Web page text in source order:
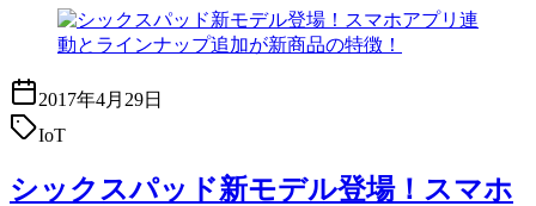
2017年4月29日
IoT
シックスパッド新モデル登場！スマホ